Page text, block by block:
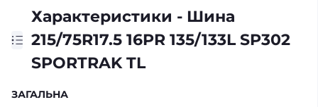
Характеристики - Шина
215/75R17.5 16PR 135/133L SP302
SPORTRAK TL
ЗАГАЛЬНА